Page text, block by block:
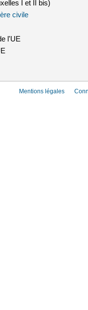
I et II bis)
civile(le lien est externe)
est externe)
l'UE
Mentions légales